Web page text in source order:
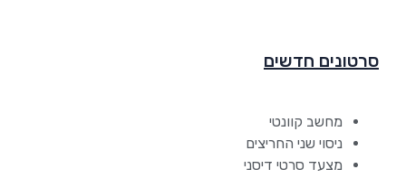
סרטונים חדשים
מחשב קוונטי
ניסוי שני החריצים
מצעד סרטי דיסני